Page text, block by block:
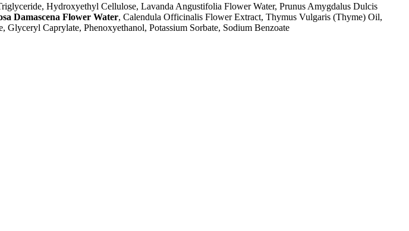
Hydroxyethyl Cellulose, Lavanda Angustifolia Flower Water, Prunus Amygdalus Dulcis
Damascena Flower Water, Calendula Officinalis Flower Extract, Thymus Vulgaris (Thyme) Oil,
Caprylate, Phenoxyethanol, Potassium Sorbate, Sodium Benzoate